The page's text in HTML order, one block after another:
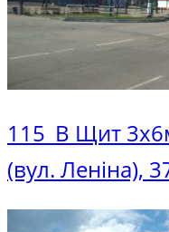
115_В Щит
(вул. Леніна),